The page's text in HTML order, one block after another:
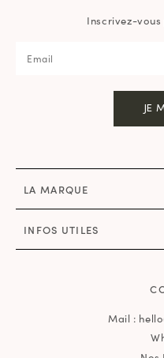
Mail :
LA MARQUE
INFOS UTILES
Inscrivez-
JE